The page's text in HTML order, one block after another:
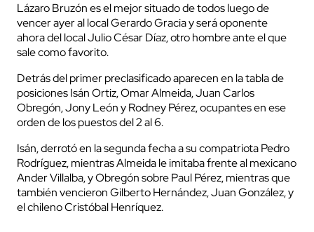
Lázaro Bruzón es el mejor situado de todos luego de
vencer ayer al local Gerardo Gracia y será oponente
ahora del local Julio César Díaz, otro hombre ante el que
sale como favorito.
Detrás del primer preclasificado aparecen en la tabla de
posiciones Isán Ortiz, Omar Almeida, Juan Carlos
Obregón, Jony León y Rodney Pérez, ocupantes en ese
orden de los puestos del 2 al 6.
Isán, derrotó en la segunda fecha a su compatriota Pedro
Rodríguez, mientras Almeida le imitaba frente al mexicano
Ander Villalba, y Obregón sobre Paul Pérez, mientras que
también vencieron Gilberto Hernández, Juan González, y
el chileno Cristóbal Henríquez.